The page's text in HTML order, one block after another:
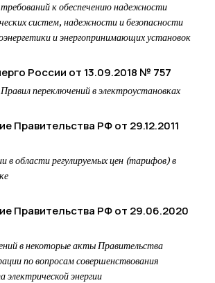
к обеспечению надежности
систем, надежности и безопасности
и энергопринимающих установок
России от 13.09.2018 № 757
переключений в электроустановках
Правительства РФ от 29.12.2011
в области регулируемых цен (тарифов) в
Правительства РФ от 29.06.2020
в некоторые акты Правительства
по вопросам совершенствования
электрической энергии